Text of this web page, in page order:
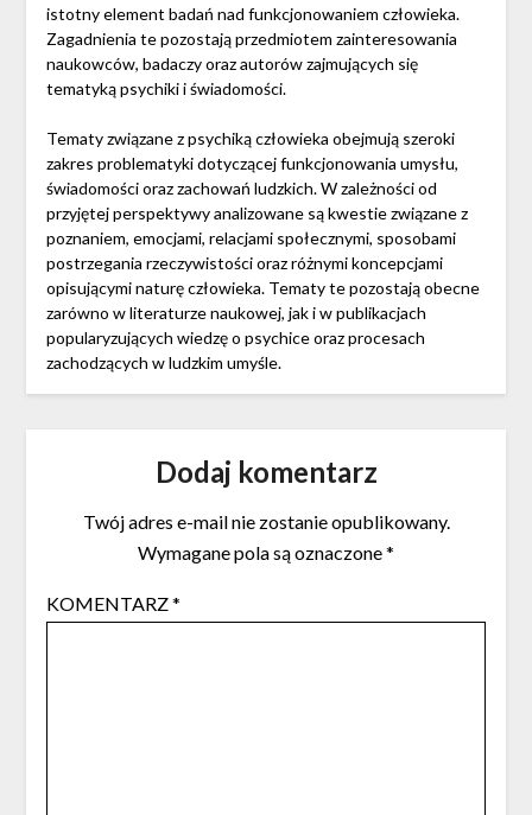
istotny element badań nad funkcjonowaniem człowieka.
Zagadnienia te pozostają przedmiotem zainteresowania
naukowców, badaczy oraz autorów zajmujących się
tematyką psychiki i świadomości.
Tematy związane z psychiką człowieka obejmują szeroki
zakres problematyki dotyczącej funkcjonowania umysłu,
świadomości oraz zachowań ludzkich. W zależności od
przyjętej perspektywy analizowane są kwestie związane z
poznaniem, emocjami, relacjami społecznymi, sposobami
postrzegania rzeczywistości oraz różnymi koncepcjami
opisującymi naturę człowieka. Tematy te pozostają obecne
zarówno w literaturze naukowej, jak i w publikacjach
popularyzujących wiedzę o psychice oraz procesach
zachodzących w ludzkim umyśle.
Dodaj komentarz
Twój adres e-mail nie zostanie opublikowany.
Wymagane pola są oznaczone*
KOMENTARZ*